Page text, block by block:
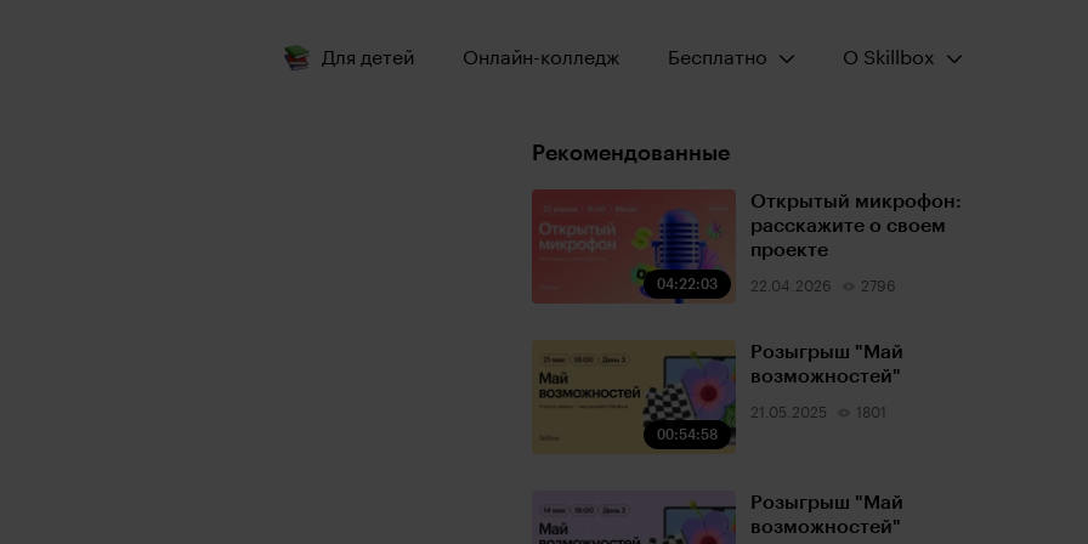
Для детей Онлайн-колледж Открыть меню:
Бесплатно Открыть меню:
О Skillbox
Рекомендованные
04:22:03
Открытый микрофон:
расскажите о своем
проекте
22.04.2026 2796
00:54:58
Розыгрыш "Май
возможностей"
21.05.2025 1801
Розыгрыш "Май
возможностей"